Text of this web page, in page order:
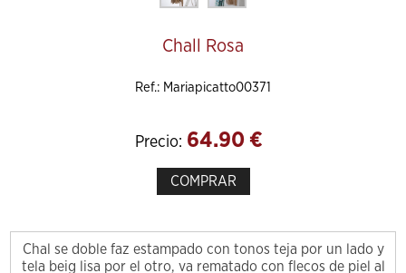
Chall Rosa
Ref.: Mariapicatto00371
Precio: 64.90€
COMPRAR
Chal se doble faz estampado con tonos teja por un lado y
tela beig lisa por el otro, va rematado con flecos de piel al